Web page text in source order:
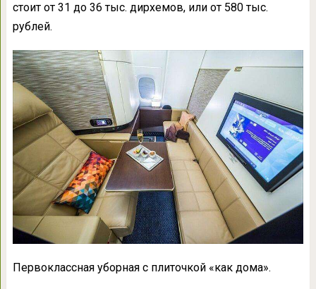
стоит от 31 до 36 тыс. дирхемов, или от 580 тыс.
рублей.
Первоклассная уборная с плиточкой «как дома».